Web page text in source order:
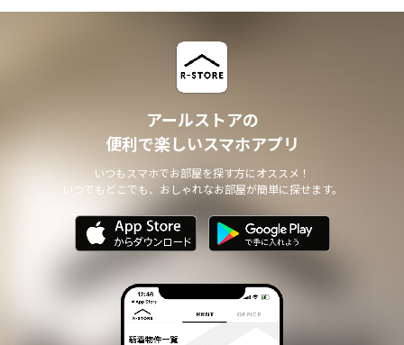
アールストアの
便利で楽しいスマホアプリ
いつもスマホでお部屋を探す方にオススメ！
いつでもどこでも、おしゃれなお部屋が簡単に探せます。